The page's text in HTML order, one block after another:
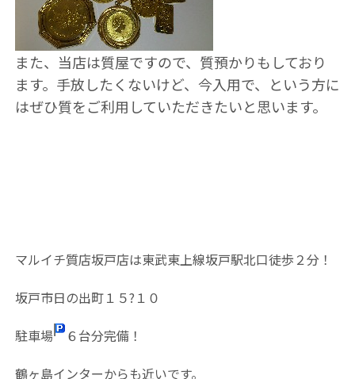
また、当店は質屋ですので、質預かりもしており
ます。手放したくないけど、今入用で、という方に
はぜひ質をご利用していただきたいと思います。
マルイチ質店坂戸店は東武東上線坂戸駅北口徒歩２分！
坂戸市日の出町１５?１０
駐車場
６台分完備！
鶴ヶ島インターからも近いです。